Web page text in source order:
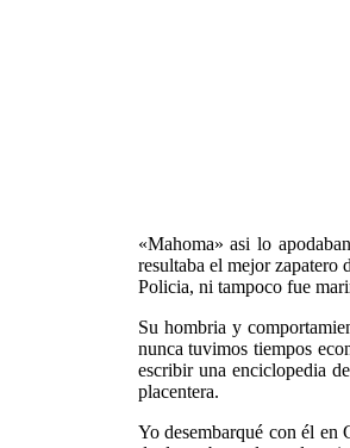
«Mahoma» asi lo
resultaba el mejor zapatero
Policia, ni tampoco fue
Su hombria y
nunca tuvimos tiempos
escribir una enciclopedia
placentera.
Yo desembarqué con él en